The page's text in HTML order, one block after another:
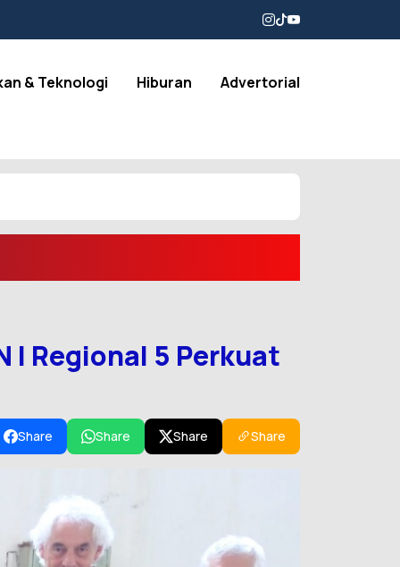
& Teknologi Hiburan Advertorial
I Regional 5 Perkuat
Share Share Share Share